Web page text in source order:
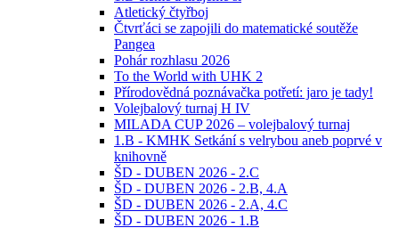
Atletický čtyřboj
Čtvrťáci se zapojili do matematické soutěže
Pangea
Pohár rozhlasu 2026
To the World with UHK 2
Přírodovědná poznávačka potřetí: jaro je tady!
Volejbalový turnaj H IV
MILADA CUP 2026 – volejbalový turnaj
1.B - KMHK Setkání s velrybou aneb poprvé v
knihovně
ŠD - DUBEN 2026 - 2.C
ŠD - DUBEN 2026 - 2.B, 4.A
ŠD - DUBEN 2026 - 2.A, 4.C
ŠD - DUBEN 2026 - 1.B